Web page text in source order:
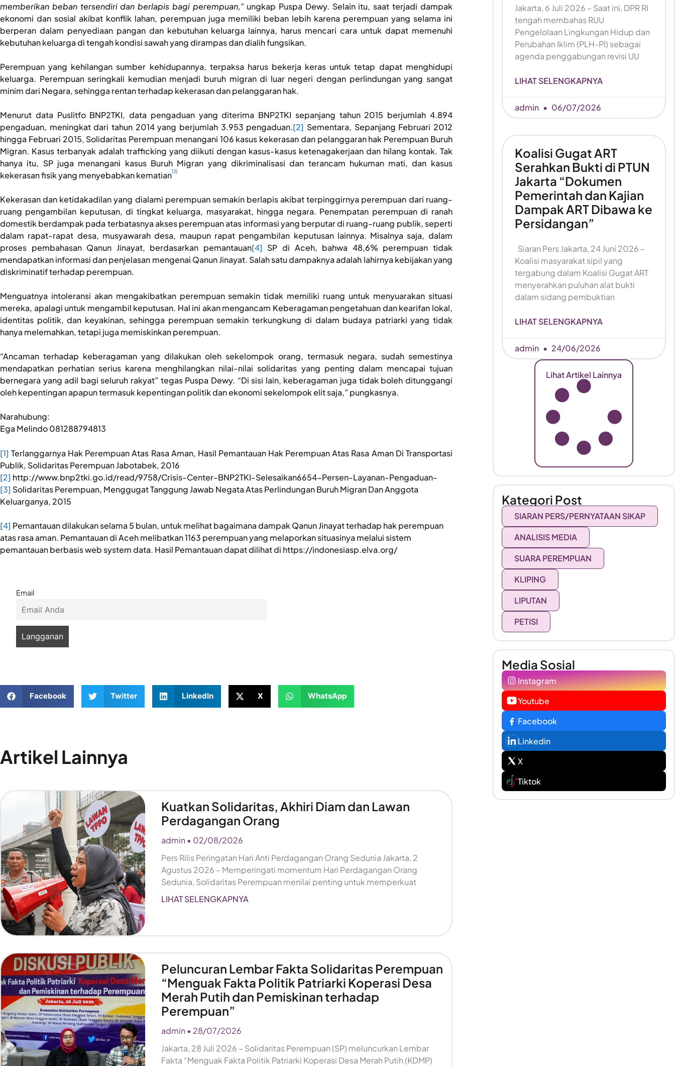
memberikan beban tersendiri dan berlapis bagi perempuan,”ungkap Puspa Dewy. Selain itu, saat terjadi dampak
ekonomi dan sosial akibat konflik lahan, perempuan juga memiliki beban lebih karena perempuan yang selama ini
berperan dalam penyediaan pangan dan kebutuhan keluarga lainnya, harus mencari cara untuk dapat memenuhi
kebutuhan keluarga di tengah kondisi sawah yang dirampas dan dialih fungsikan.
Perempuan yang kehilangan sumber kehidupannya, terpaksa harus bekerja keras untuk tetap dapat menghidupi
keluarga. Perempuan seringkali kemudian menjadi buruh migran di luar negeri dengan perlindungan yang sangat
minim dari Negara, sehingga rentan terhadap kekerasan dan pelanggaran hak.
Menurut data Puslitfo BNP2TKI, data pengaduan yang diterima BNP2TKI sepanjang tahun 2015 berjumlah 4.894
pengaduan, meningkat dari tahun 2014 yang berjumlah 3.953 pengaduan.[2] Sementara, Sepanjang Februari 2012
hingga Februari 2015, Solidaritas Perempuan menangani 106 kasus kekerasan dan pelanggaran hak Perempuan Buruh
Migran. Kasus terbanyak adalah trafficking yang diikuti dengan kasus-kasus ketenagakerjaan dan hilang kontak. Tak
hanya itu, SP juga menangani kasus Buruh Migran yang dikriminalisasi dan terancam hukuman mati, dan kasus
kekerasan fisik yang menyebabkan kematian[3]
Kekerasan dan ketidakadilan yang dialami perempuan semakin berlapis akibat terpinggirnya perempuan dari ruang-
ruang pengambilan keputusan, di tingkat keluarga, masyarakat, hingga negara. Penempatan perempuan di ranah
domestik berdampak pada terbatasnya akses perempuan atas informasi yang berputar di ruang-ruang publik, seperti
dalam rapat-rapat desa, musyawarah desa, maupun rapat pengambilan keputusan lainnya. Misalnya saja, dalam
proses pembahasan Qanun Jinayat, berdasarkan pemantauan[4] SP di Aceh, bahwa 48,6% perempuan tidak
mendapatkan informasi dan penjelasan mengenai Qanun Jinayat. Salah satu dampaknya adalah lahirnya kebijakan yang
diskriminatif terhadap perempuan.
Menguatnya intoleransi akan mengakibatkan perempuan semakin tidak memiliki ruang untuk menyuarakan situasi
mereka, apalagi untuk mengambil keputusan. Hal ini akan mengancam Keberagaman pengetahuan dan kearifan lokal,
identitas politik, dan keyakinan, sehingga perempuan semakin terkungkung di dalam budaya patriarki yang tidak
hanya melemahkan, tetapi juga memiskinkan perempuan.
“Ancaman terhadap keberagaman yang dilakukan oleh sekelompok orang, termasuk negara, sudah semestinya
mendapatkan perhatian serius karena menghilangkan nilai-nilai solidaritas yang penting dalam mencapai tujuan
bernegara yang adil bagi seluruh rakyat” tegas Puspa Dewy. “Di sisi lain, keberagaman juga tidak boleh ditunggangi
oleh kepentingan apapun termasuk kepentingan politik dan ekonomi sekelompok elit saja,” pungkasnya.
Narahubung:
Ega Melindo 081288794813
[1] Terlanggarnya Hak Perempuan Atas Rasa Aman, Hasil Pemantauan Hak Perempuan Atas Rasa Aman Di Transportasi
Publik, Solidaritas Perempuan Jabotabek, 2016
[2] http://www.bnp2tki.go.id/read/9758/Crisis-Center-BNP2TKI-Selesaikan6654-Persen-Layanan-Pengaduan-
[3] Solidaritas Perempuan, Menggugat Tanggung Jawab Negata Atas Perlindungan Buruh Migran Dan Anggota
Keluarganya, 2015
[4] Pemantauan dilakukan selama 5 bulan, untuk melihat bagaimana dampak Qanun Jinayat terhadap hak perempuan
atas rasa aman. Pemantauan di Aceh melibatkan 1163 perempuan yang melaporkan situasinya melalui sistem
pemantauan berbasis web system data. Hasil Pemantauan dapat dilihat di https://indonesiasp.elva.org/
Email
Facebook Twitter LinkedIn X WhatsApp
Artikel Lainnya
Kuatkan Solidaritas, Akhiri Diam dan Lawan
Perdagangan Orang
admin
02/08/2026
Pers Rilis Peringatan Hari Anti Perdagangan Orang Sedunia Jakarta, 2
Agustus 2026 – Memperingati momentum Hari Perdagangan Orang
Sedunia, Solidaritas Perempuan menilai penting untuk memperkuat
LIHAT SELENGKAPNYA
Peluncuran Lembar Fakta Solidaritas Perempuan
“Menguak Fakta Politik Patriarki Koperasi Desa
Merah Putih dan Pemiskinan terhadap
Perempuan”
admin
28/07/2026
Jakarta, 28 Juli 2026 – Solidaritas Perempuan (SP) meluncurkan Lembar
Fakta “Menguak Fakta Politik Patriarki Koperasi Desa Merah Putih (KDMP)
Jakarta, 6 Juli 2026 – Saat ini, DPR RI
tengah membahas RUU
Pengelolaan Lingkungan Hidup dan
Perubahan Iklim (PLH-PI) sebagai
agenda penggabungan revisi UU
LIHAT SELENGKAPNYA
admin 06/07/2026
Koalisi Gugat ART
Serahkan Bukti di PTUN
Jakarta “Dokumen
Pemerintah dan Kajian
Dampak ART Dibawa ke
Persidangan”
Siaran Pers Jakarta, 24 Juni 2026 –
Koalisi masyarakat sipil yang
tergabung dalam Koalisi Gugat ART
menyerahkan puluhan alat bukti
dalam sidang pembuktian
LIHAT SELENGKAPNYA
admin 24/06/2026
Lihat Artikel Lainnya
Kategori Post
SIARAN PERS/PERNYATAAN SIKAP
ANALISIS MEDIA
SUARA PEREMPUAN
KLIPING
LIPUTAN
PETISI
Media Sosial
Instagram
Youtube
Facebook
Linkedin
X
Tiktok